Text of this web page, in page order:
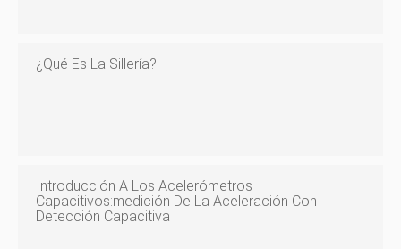
¿Qué Es La Sillería?
Introducción A Los Acelerómetros
Capacitivos:medición De La Aceleración Con
Detección Capacitiva